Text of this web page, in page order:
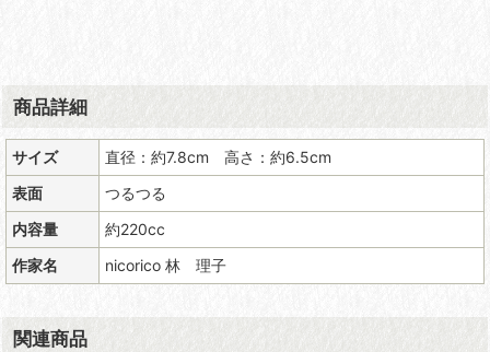
商品詳細
サイズ
直径：約7.8cm 高さ：約6.5cm
表面
つるつる
内容量
約220cc
作家名
nicorico 林 理子
関連商品